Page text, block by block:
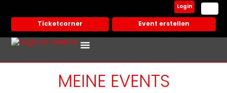
Ticketcorner Event erstellen
Login
MEINE EVENTS